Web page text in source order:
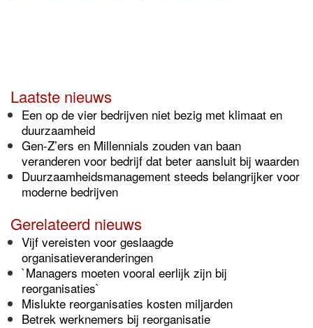
Laatste nieuws
Een op de vier bedrijven niet bezig met klimaat en
duurzaamheid
Gen-Z’ers en Millennials zouden van baan
veranderen voor bedrijf dat beter aansluit bij waarden
Duurzaamheidsmanagement steeds belangrijker voor
moderne bedrijven
Gerelateerd nieuws
Vijf vereisten voor geslaagde
organisatieveranderingen
`Managers moeten vooral eerlijk zijn bij
reorganisaties`
Mislukte reorganisaties kosten miljarden
Betrek werknemers bij reorganisatie